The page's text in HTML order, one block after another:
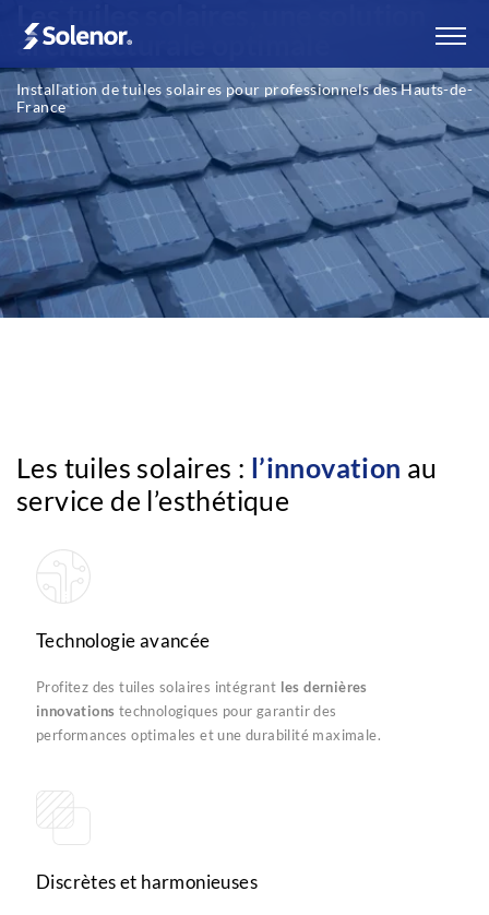
Les tuiles solaires, une solution
architecturale optimale
Installation de tuiles solaires pour professionnels des Hauts-de-
France
Les tuiles solaires : l’innovation au
service de l’esthétique
Technologie avancée
Profitez des tuiles solaires intégrant les dernières
innovations technologiques pour garantir des
performances optimales et une durabilité maximale.
Discrètes et harmonieuses